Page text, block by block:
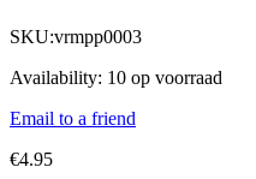
SKU:vrmpp0003
Availability: 10 op voorraad
Email to a friend
€4.95